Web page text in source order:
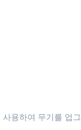
용하여 무기를 업